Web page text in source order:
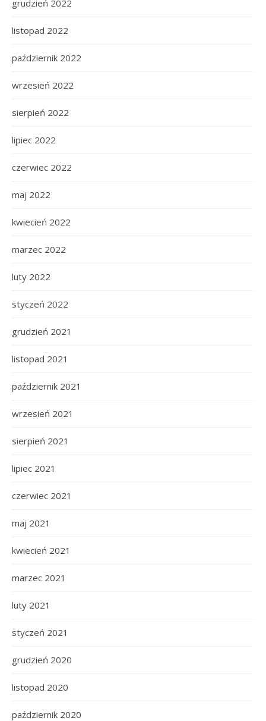
grudzień 2022
listopad 2022
październik 2022
wrzesień 2022
sierpień 2022
lipiec 2022
czerwiec 2022
maj 2022
kwiecień 2022
marzec 2022
luty 2022
styczeń 2022
grudzień 2021
listopad 2021
październik 2021
wrzesień 2021
sierpień 2021
lipiec 2021
czerwiec 2021
maj 2021
kwiecień 2021
marzec 2021
luty 2021
styczeń 2021
grudzień 2020
listopad 2020
październik 2020